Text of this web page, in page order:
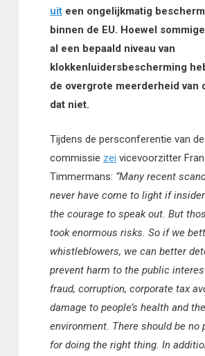
uiteen ongelijkmatig
binnen de EU. Hoewel
al een bepaald niveau van
klokkenluidersbescherming
de overgrote meerderheid van
dat niet.
Tijdens de persconferentie van
commissie zei vicevoorzitter
Timmermans: “Many recent
never have come to light if
the courage to speak out. But
took enormous risks. So if we
whistleblowers, we can better
prevent harm to the public
fraud, corruption, corporate tax
damage to people’s health and the
environment. There should be no
for doing the right thing. In